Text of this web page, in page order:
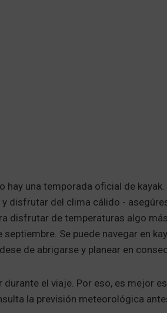
hay una temporada oficial de
y disfrutar del clima cálido -
disfrutar de temperaturas algo
Se puede navegar en
de abrigarse y planear en
durante el viaje. Por eso, es mejor
la previsión meteorológica